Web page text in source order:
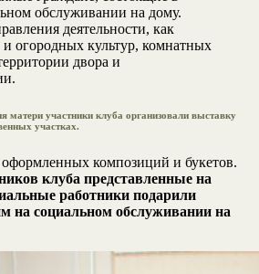
обслуживании на дому.
деятельности, как
огородных культур, комнатных
двора и
матери участники клуба организовали выставку
участках.
композиций и букетов.
клуба представленные на
работники подарили
на социальном обслуживании на